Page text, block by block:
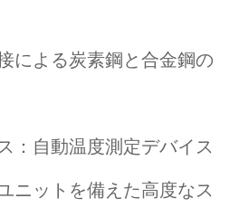
による炭素鋼と合金鋼の
：自動温度測定デバイス
ニットを備えた高度なス